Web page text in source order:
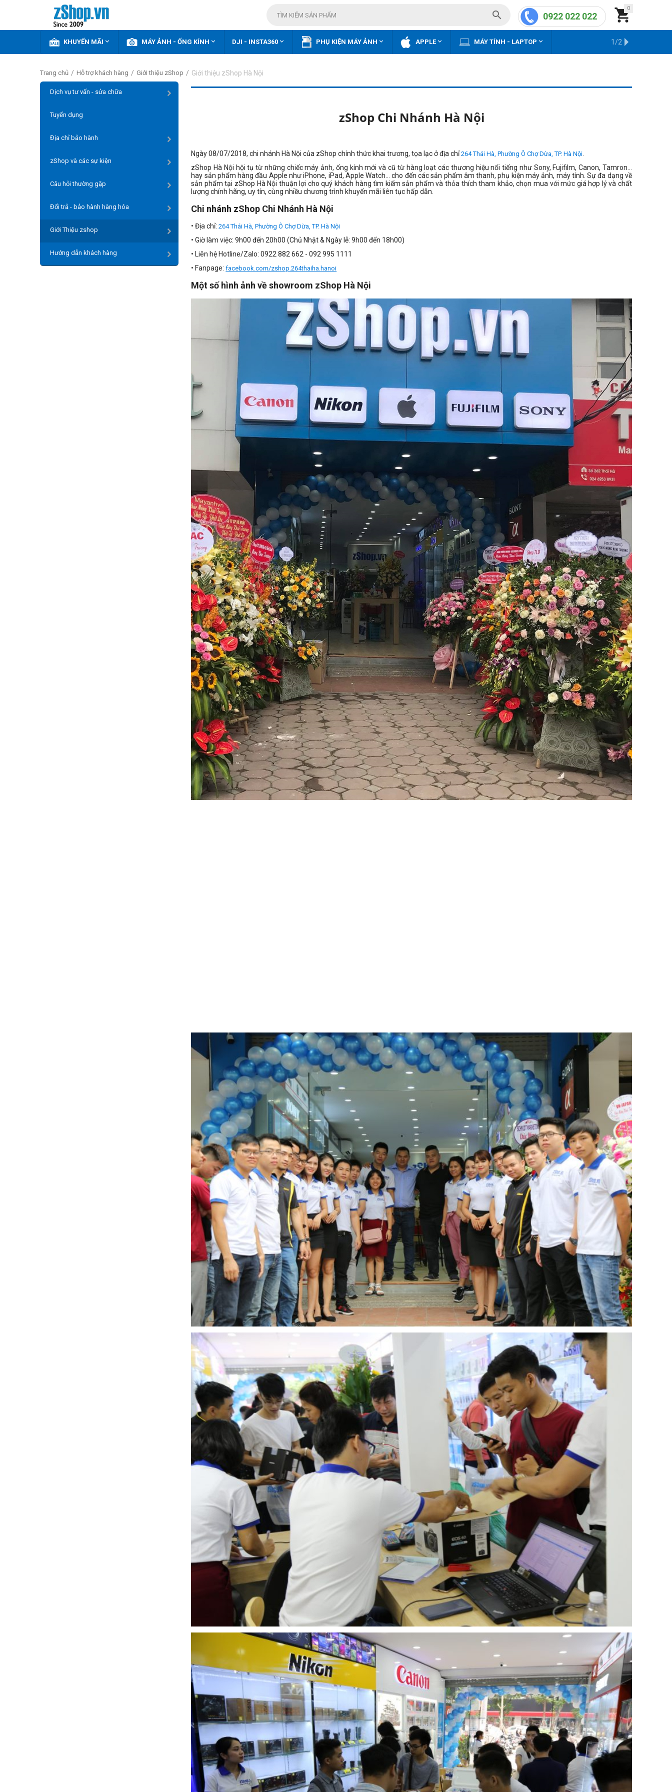
0

0922 022 022

KHUYẾN MÃI  MÁY ẢNH - ỐNG KÍNH  DJI - INSTA360  PHỤ KIỆN MÁY ẢNH  APPLE MÁY TÍNH - LAPTOP  KHO HÀNG CŨ
1/2
Trang chủ / Hỗ trợ khách hàng / Giới thiệu zShop / Giới thiệu zShop Hà Nội
Dịch vụ tư vấn - sửa chữa
Tuyển dụng
Địa chỉ bảo hành
zShop và các sự kiện
Câu hỏi thường gặp
Đổi trả - bảo hành hàng hóa
Giới Thiệu zshop
Hướng dẫn khách hàng
zShop Chi Nhánh Hà Nội
Ngày 08/07/2018, chi nhánh Hà Nội của zShop chính thức khai trương, tọa lạc ở địa chỉ264 Thái Hà, Phường Ô Chợ Dừa, TP. Hà Nội
zShop Hà Nội hội tụ từ những chiếc máy ảnh, ống kính mới và cũ từ hàng loạt các thương hiệu nổi tiếng như Sony, Fujifilm, Canon, Tamron…
hay sản phẩm hàng đầu Apple như iPhone, iPad, Apple Watch… cho đến các sản phẩm âm thanh, phụ kiện máy ảnh, máy tính. Sự đa dạng về
sản phẩm tại zShop Hà Nội thuận lợi cho quý khách hàng tìm kiếm sản phẩm và thỏa thích tham khảo, chọn mua với mức giá hợp lý và chất
lượng chính hãng, uy tín, cùng nhiều chương trình khuyến mãi liên tục hấp dẫn.
Chi nhánh zShop Chi Nhánh Hà Nội
• Địa chỉ:264 Thái Hà, Phường Ô Chợ Dừa, TP. Hà Nội
• Giờ làm việc:9h00 đến 20h00 (Chủ Nhật & Ngày lễ: 9h00 đến 18h00)
• Liên hệ Hotline/Zalo: 0922 882 662 - 092 995 1111
• Fanpage:facebook.com/zshop.264thaiha.hanoi
Một số hình ảnh vềshowroom zShop Hà Nội